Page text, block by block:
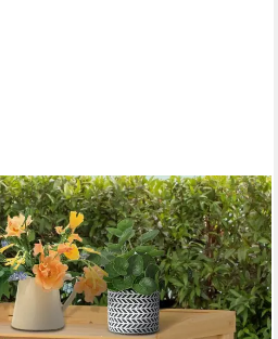
Holz (Gärtnertisch, 1-St.,